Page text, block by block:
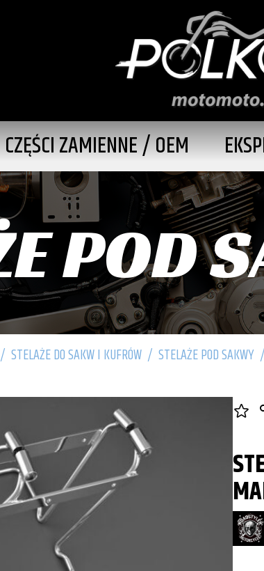
CZĘŚCI ZAMIENNE / OEM
POD
/ STELAŻE DO SAKW I KUFRÓW / STELAŻE POD SAKWY /